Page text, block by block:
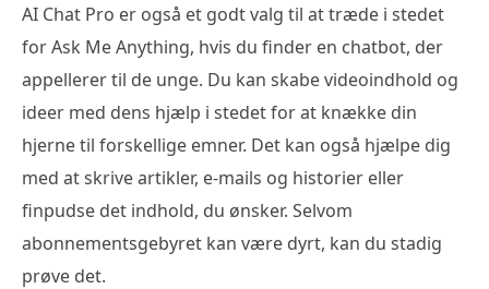
AI Chat Pro er også et godt valg til at træde i stedet
for Ask Me Anything, hvis du finder en chatbot, der
appellerer til de unge. Du kan skabe videoindhold og
ideer med dens hjælp i stedet for at knække din
hjerne til forskellige emner. Det kan også hjælpe dig
med at skrive artikler, e-mails og historier eller
finpudse det indhold, du ønsker. Selvom
abonnementsgebyret kan være dyrt, kan du stadig
prøve det.